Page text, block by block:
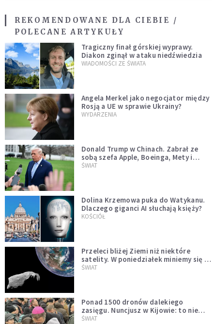
REKOMENDOWANE DLA CIEBIE /
POLECANE ARTYKUŁY
Tragiczny finał górskiej wyprawy.
Diakon zginął w ataku niedźwiedzia
WIADOMOŚCI ZE ŚWIATA
Angela Merkel jako negocjator między
Rosją a UE w sprawie Ukrainy?
WYDARZENIA
Donald Trump w Chinach. Zabrał ze
sobą szefa Apple, Boeinga, Mety i
Muska
ŚWIAT
Dolina Krzemowa puka do Watykanu.
Dlaczego giganci AI słuchają księży?
KOŚCIÓŁ
Przeleci bliżej Ziemi niż niektóre
satelity. W poniedziałek miniemy się z
asteroidą, która poprzedzi znacznie
ŚWIAT
Ponad 1500 dronów dalekiego
zasięgu. Nuncjusz w Kijowie: to nie
wygląda na wolę zakończenia wojny
ŚWIAT